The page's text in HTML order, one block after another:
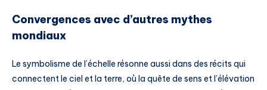
Convergences avec d’autres mythes
mondiaux
Le symbolisme de l’échelle résonne aussi dans des récits qui
connectent le ciel et la terre, où la quête de sens et l’élévation